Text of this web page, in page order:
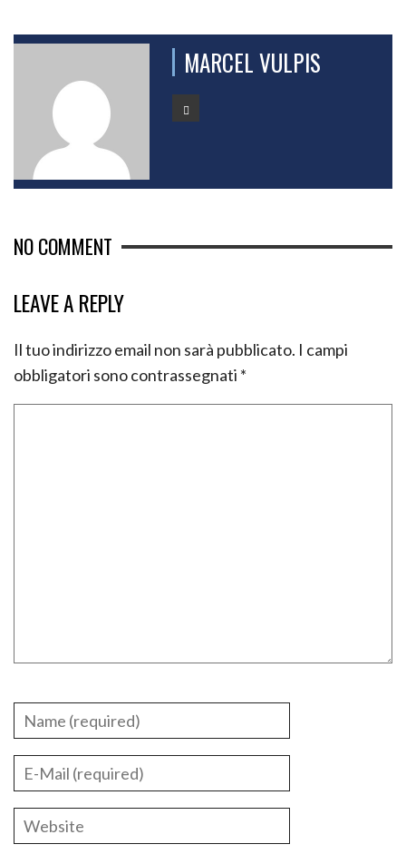
MARCEL VULPIS
NO COMMENT
LEAVE A REPLY
Il tuo indirizzo email non sarà pubblicato. I campi
obbligatori sono contrassegnati *